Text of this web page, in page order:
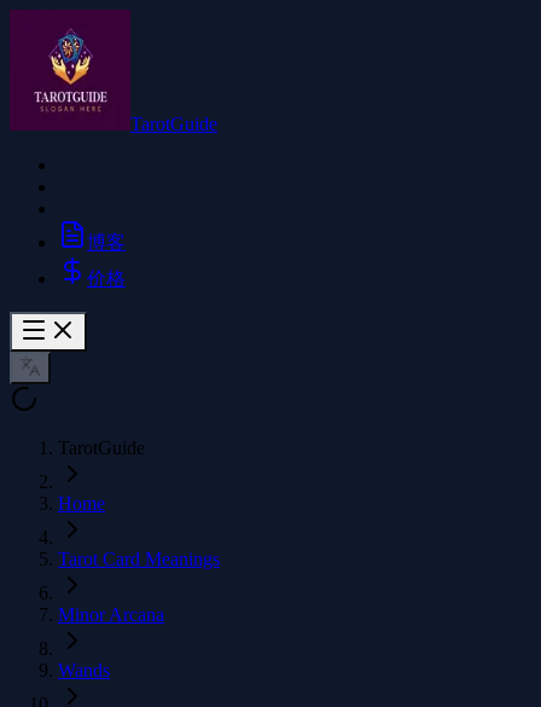
TarotGuide
博客
价格
TarotGuide
Home
Tarot Card Meanings
Minor Arcana
Wands